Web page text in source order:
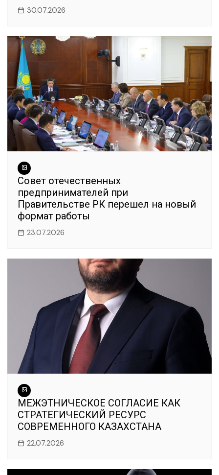
30.07.2026
Совет отечественных
предпринимателей при
Правительстве РК перешел на новый
формат работы
23.07.2026
МЕЖЭТНИЧЕСКОЕ СОГЛАСИЕ КАК
СТРАТЕГИЧЕСКИЙ РЕСУРС
СОВРЕМЕННОГО КАЗАХСТАНА
22.07.2026